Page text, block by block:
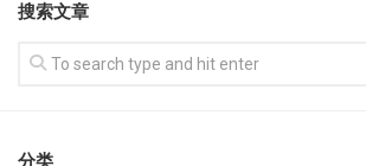
搜索文章
分类